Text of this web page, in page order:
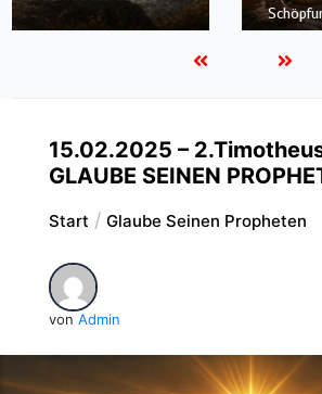
Schöpfung
15.02.2025 – 2.Timotheus
GLAUBE SEINEN
Start Glaube Seinen Propheten
von Admin